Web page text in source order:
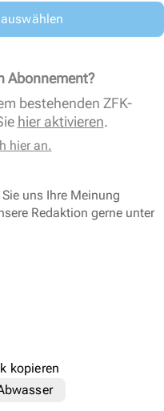
Abonnement?
bestehenden ZFK-
hier aktivieren.
hier an.
uns Ihre Meinung
Redaktion gerne unter
kopieren